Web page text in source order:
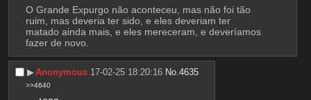
O Grande Expurgo não aconteceu, mas não foi tão
ruim, mas deveria ter sido, e eles deveriam ter
matado ainda mais, e eles mereceram, e deveríamos
fazer de novo.
▶︎Anonymous 17-02-25 18:20:16 No.4635
>>4640